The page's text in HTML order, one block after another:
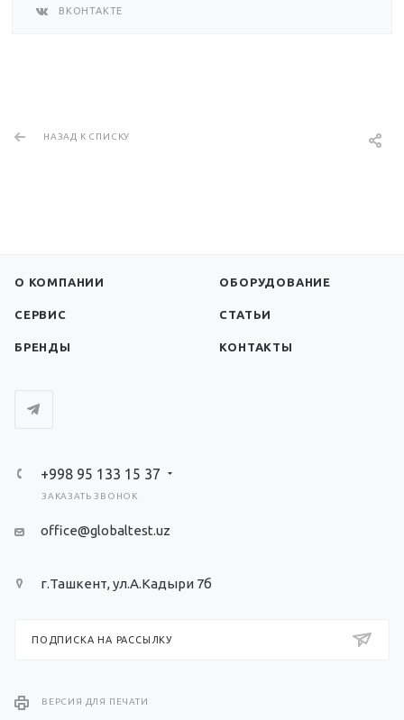
ВКОНТАКТЕ
НАЗАД К СПИСКУ
О КОМПАНИИ ОБОРУДОВАНИЕ
СЕРВИС СТАТЬИ
БРЕНДЫ КОНТАКТЫ
+998 95 133 15 37
ЗАКАЗАТЬ ЗВОНОК
office@globaltest.uz
г.Ташкент, ул.А.Кадыри 7б
ПОДПИСКА НА РАССЫЛКУ
ВЕРСИЯ ДЛЯ ПЕЧАТИ